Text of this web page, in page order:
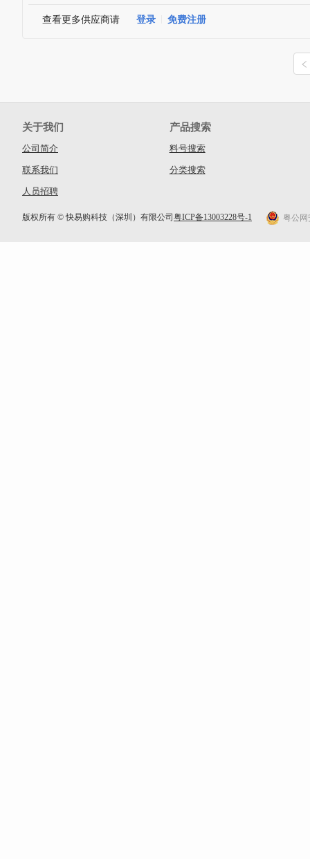
查看更多供应商请 登录 免费注册
关于我们
公司简介
联系我们
人员招聘
产品搜索
料号搜索
分类搜索
版权所有 © 快易购科技（深圳）有限公司 粤ICP备13003228号-1 粤公网